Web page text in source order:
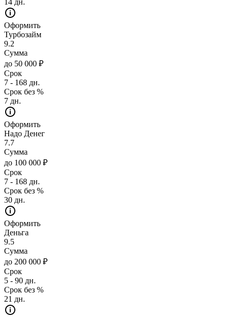
14 дн.
Оформить
Турбозайм
9.2
Сумма
до 50 000 ₽
Срок
7 - 168 дн.
Срок без %
7 дн.
Оформить
Надо Денег
7.7
Сумма
до 100 000 ₽
Срок
7 - 168 дн.
Срок без %
30 дн.
Оформить
Деньга
9.5
Сумма
до 200 000 ₽
Срок
5 - 90 дн.
Срок без %
21 дн.